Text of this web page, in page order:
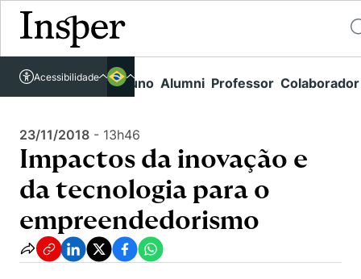
Links rápidos Aluno Alumni Professor Colaborador
Acessibilidade
Acessível em libras
Vestibular
Graduação
Pós-Graduação
Educação Executiva
Busca por Áreas de Conhecimento
Quem Somos
O Insper
Internacional
Comunidade Transforme
Missão
Projetos Sociais
Pesquisa no Insper
Conteúdos
Insper - Home Page\Agenda de Eventos - arquivo \
Impactos da inovação e da tecnologia para o empreendedorismo
23/11/2018 - 13h46
Impactos da inovação e
da tecnologia para o
empreendedorismo